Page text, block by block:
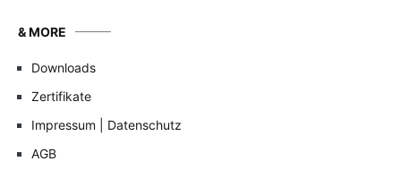
& MORE
Downloads
Zertifikate
Impressum | Datenschutz
AGB